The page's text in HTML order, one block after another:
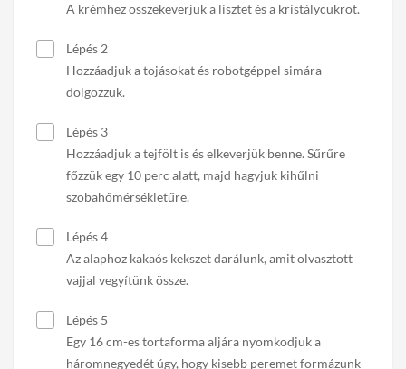
A krémhez összekeverjük a lisztet és a kristálycukrot.
Lépés 2
Hozzáadjuk a tojásokat és robotgéppel simára
dolgozzuk.
Lépés 3
Hozzáadjuk a tejfölt is és elkeverjük benne. Sűrűre
főzzük egy 10 perc alatt, majd hagyjuk kihűlni
szobahőmérsékletűre.
Lépés 4
Az alaphoz kakaós kekszet darálunk, amit olvasztott
vajjal vegyítünk össze.
Lépés 5
Egy 16 cm-es tortaforma aljára nyomkodjuk a
háromnegyedét úgy, hogy kisebb peremet formázunk